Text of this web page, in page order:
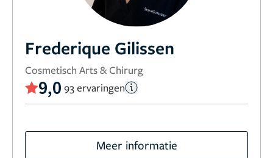
Frederique Gilissen
Cosmetisch Arts & Chirurg
9,0 93 ervaringen
Meer informatie